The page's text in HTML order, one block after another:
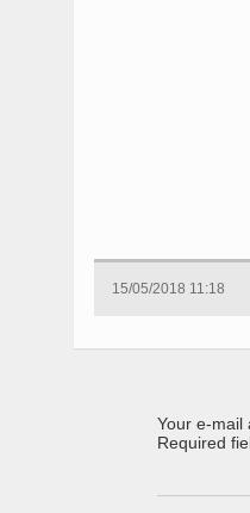
15/05/2018 11:18
Your e-mail
Required